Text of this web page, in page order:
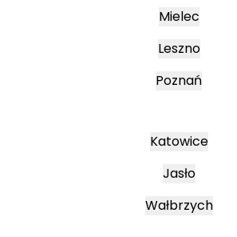
Mielec
Leszno
Poznań
Katowice
Jasło
Wałbrzych